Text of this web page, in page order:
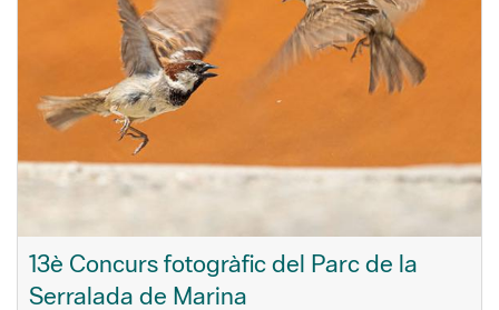
13è Concurs fotogràfic del Parc de la
Serralada de Marina